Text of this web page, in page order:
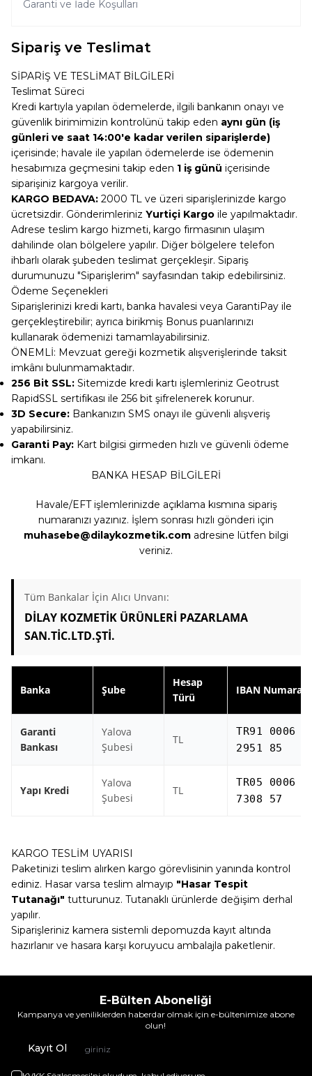
Garanti ve İade Koşulları
Sipariş ve Teslimat
SİPARİŞ VE TESLİMAT BİLGİLERİ
Teslimat Süreci
Kredi kartıyla yapılan ödemelerde, ilgili bankanın onayı ve
güvenlik birimimizin kontrolünü takip eden aynı gün (iş
günleri ve saat 14:00'e kadar verilen siparişlerde)
içerisinde; havale ile yapılan ödemelerde ise ödemenin
hesabımıza geçmesini takip eden 1 iş günü içerisinde
siparişiniz kargoya verilir.
KARGO BEDAVA: 2000 TL ve üzeri siparişlerinizde kargo
ücretsizdir. Gönderimleriniz Yurtiçi Kargo ile yapılmaktadır.
Adrese teslim kargo hizmeti, kargo firmasının ulaşım
dahilinde olan bölgelere yapılır. Diğer bölgelere telefon
ihbarlı olarak şubeden teslimat gerçekleşir. Sipariş
durumunuzu "Siparişlerim" sayfasından takip edebilirsiniz.
Ödeme Seçenekleri
Siparişlerinizi kredi kartı, banka havalesi veya GarantiPay ile
gerçekleştirebilir; ayrıca birikmiş Bonus puanlarınızı
kullanarak ödemenizi tamamlayabilirsiniz.
ÖNEMLİ: Mevzuat gereği kozmetik alışverişlerinde taksit
imkânı bulunmamaktadır.
256 Bit SSL: Sitemizde kredi kartı işlemleriniz Geotrust
RapidSSL sertifikası ile 256 bit şifrelenerek korunur.
3D Secure: Bankanızın SMS onayı ile güvenli alışveriş
yapabilirsiniz.
Garanti Pay: Kart bilgisi girmeden hızlı ve güvenli ödeme
imkanı.
BANKA HESAP BİLGİLERİ
Havale/EFT işlemlerinizde açıklama kısmına sipariş
numaranızı yazınız. İşlem sonrası hızlı gönderi için
muhasebe@dilaykozmetik.com adresine lütfen bilgi
veriniz.
Tüm Bankalar İçin Alıcı Unvanı:
DİLAY KOZMETİK ÜRÜNLERİ PAZARLAMA
SAN.TİC.LTD.ŞTİ.
Banka Şube
Hesap
Türü
IBAN Numarası
Garanti
Bankası
Yalova
Şubesi
TL
TR91 0006
2951 85
Yapı Kredi
Yalova
Şubesi
TL
TR05 0006
7308 57
KARGO TESLİM UYARISI
Paketinizi teslim alırken kargo görevlisinin yanında kontrol
ediniz. Hasar varsa teslim almayıp "Hasar Tespit
Tutanağı" tutturunuz. Tutanaklı ürünlerde değişim derhal
yapılır.
Siparişleriniz kamera sistemli depomuzda kayıt altında
hazırlanır ve hasara karşı koruyucu ambalajla paketlenir.
E-Bülten Aboneliği
Kampanya ve yeniliklerden haberdar olmak için e-bültenimize abone
olun!
Kayıt Ol